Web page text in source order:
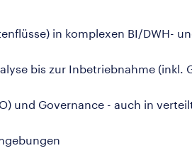
in komplexen BI/DWH-
bis zur Inbetriebnahme (inkl.
und Governance - auch in